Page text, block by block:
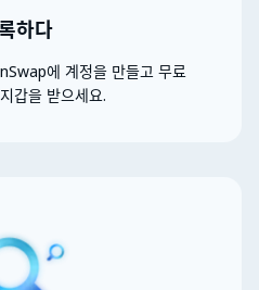
하다
에 계정을 만들고 무료
갑을 받으세요.